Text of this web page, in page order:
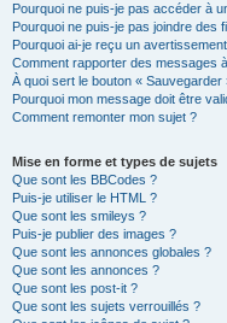
Pourquoi ne puis-je pas accéder à
Pourquoi ne puis-je pas joindre des
Pourquoi ai-je reçu un
Comment rapporter des messages
À quoi sert le bouton «
Pourquoi mon message doit être
Comment remonter mon sujet ?
Mise en forme et types de sujets
Que sont les BBCodes ?
Puis-je utiliser le HTML ?
Que sont les smileys ?
Puis-je publier des images ?
Que sont les annonces globales ?
Que sont les annonces ?
Que sont les post-it ?
Que sont les sujets verrouillés ?